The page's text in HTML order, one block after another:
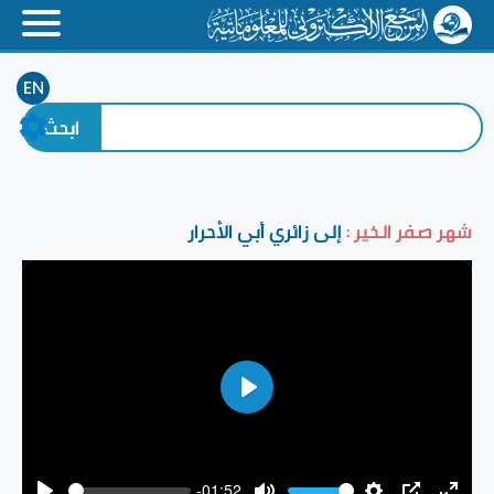
EN
شهر صفر الخير :إلى زائري أبي الأحرار
-01:52
Play